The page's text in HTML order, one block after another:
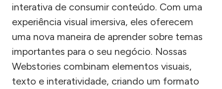
interativa de consumir conteúdo. Com uma
experiência visual imersiva, eles oferecem
uma nova maneira de aprender sobre temas
importantes para o seu negócio. Nossas
Webstories combinam elementos visuais,
texto e interatividade, criando um formato